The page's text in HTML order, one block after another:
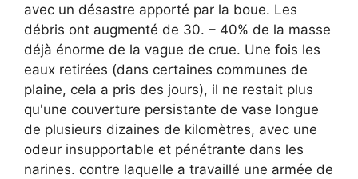
avec un désastre apporté par la boue. Les
débris ont augmenté de 30. – 40% de la masse
déjà énorme de la vague de crue. Une fois les
eaux retirées (dans certaines communes de
plaine, cela a pris des jours), il ne restait plus
qu'une couverture persistante de vase longue
de plusieurs dizaines de kilomètres, avec une
odeur insupportable et pénétrante dans les
narines. contre laquelle a travaillé une armée de